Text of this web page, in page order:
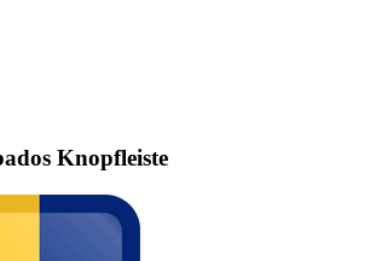
Knopfleiste